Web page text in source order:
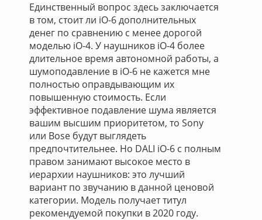
Единственный вопрос здесь заключается
в том, стоит ли iO-6 дополнительных
денег по сравнению с менее дорогой
моделью iO-4. У наушников iO-4 более
длительное время автономной работы, а
шумоподавление в iO-6 не кажется мне
полностью оправдывающим их
повышенную стоимость. Если
эффективное подавление шума является
вашим высшим приоритетом, то Sony
или Bose будут выглядеть
предпочтительнее. Но DALI iO-6 с полным
правом занимают высокое место в
иерархии наушников: это лучший
вариант по звучанию в данной ценовой
категории. Модель получает титул
рекомендуемой покупки в 2020 году.